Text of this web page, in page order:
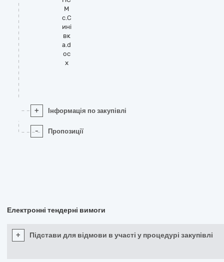
М
с.С
ині
вк
а.d
oc
x
+ Інформація по закупівлі
- Пропозиції
Електронні тендерні вимоги
+ Підстави для відмови в участі у процедурі закупівлі